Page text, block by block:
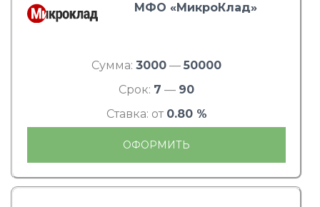
МФО «МикроКлад»
Сумма: 3000 — 50000
Срок: 7 — 90
Ставка: от 0.80 %
ОФОРМИТЬ